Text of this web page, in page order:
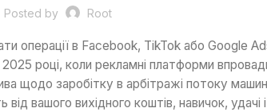
Posted by Root
операції в Facebook, TikTok або Google
2025 році, коли рекламні платформи
щодо заробітку в арбітражі потоку
вашого вихідного коштів, навичок, удачі